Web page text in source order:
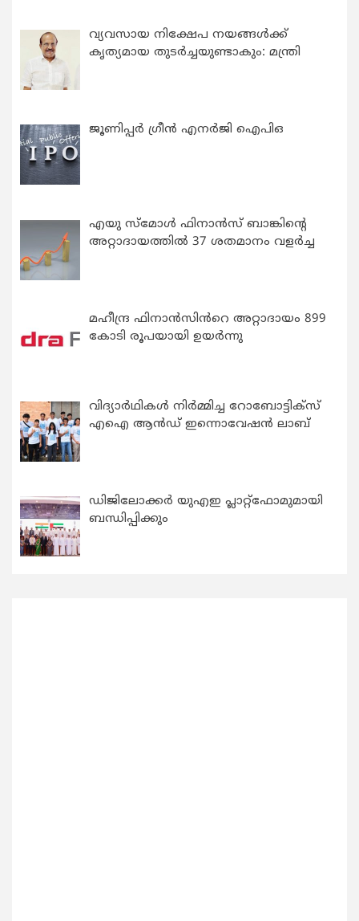
വ്യവസായ നിക്ഷേപ നയങ്ങള്‍ക്ക്
കൃത്യമായ തുടര്‍ച്ചയുണ്ടാകും: മന്ത്രി
ജൂണിപ്പർ ഗ്രീൻ എനർജി ഐപിഒ
എയു സ്‌മോൾ ഫിനാൻസ് ബാങ്കിന്റെ
അറ്റാദായത്തിൽ 37 ശതമാനം വളർച്ച
മഹീന്ദ്ര ഫിനാൻസിൻറെ അറ്റാദായം 899
കോടി രൂപയായി ഉയർന്നു
വിദ്യാര്‍ഥികള്‍ നിര്‍മ്മിച്ച റോബോട്ടിക്സ്
എഐ ആന്‍ഡ് ഇന്നൊവേഷന്‍ ലാബ്
ഡിജിലോക്കര്‍ യുഎഇ പ്ലാറ്റ്ഫോമുമായി
ബന്ധിപ്പിക്കും